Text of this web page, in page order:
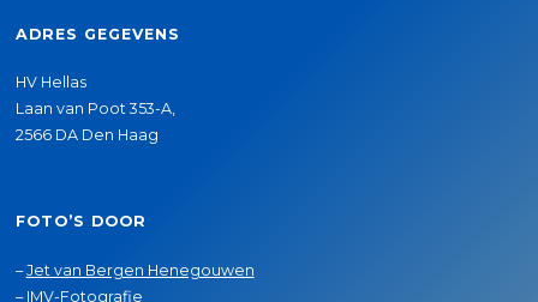
ADRES GEGEVENS
HV Hellas
Laan van Poot 353-A,
2566 DA Den Haag
FOTO’S DOOR
–Jet van Bergen Henegouwen
– IMV-Fotografie